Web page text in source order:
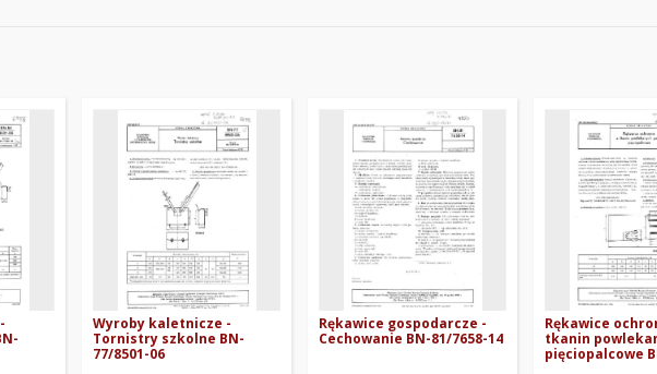
Wyroby kaletnicze -
Tornistry szkolne BN-
77/8501-06
Rękawice gospodarcze -
Cechowanie BN-81/7658-14
Rękawice
tkanin
pięciopalcowe